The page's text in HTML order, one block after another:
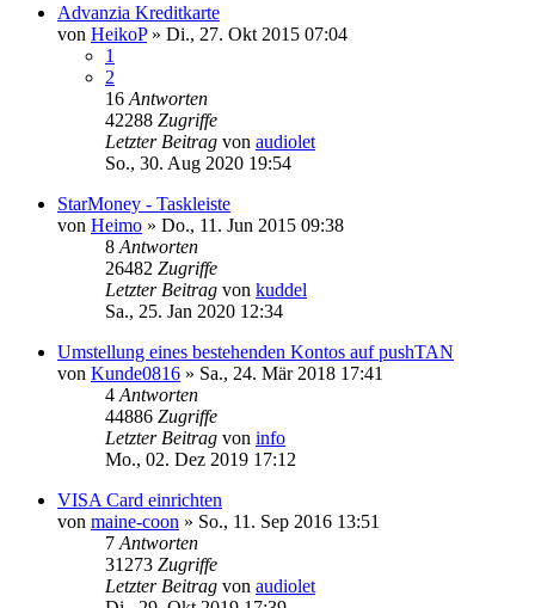
Advanzia Kreditkarte
von HeikoP» Di., 27. Okt 2015 07:04
1
2
16 Antworten
42288 Zugriffe
Letzter Beitrag von audiolet
So., 30. Aug 2020 19:54
StarMoney - Taskleiste
von Heimo » Do., 11. Jun 2015 09:38
8 Antworten
26482 Zugriffe
Letzter Beitrag von kuddel
Sa., 25. Jan 2020 12:34
Umstellung eines bestehenden Kontos auf pushTAN
von Kunde0816 » Sa., 24. Mär 2018 17:41
4 Antworten
44886 Zugriffe
Letzter Beitrag von info
Mo., 02. Dez 2019 17:12
VISA Card einrichten
von maine-coon » So., 11. Sep 2016 13:51
7 Antworten
31273 Zugriffe
Letzter Beitrag von audiolet